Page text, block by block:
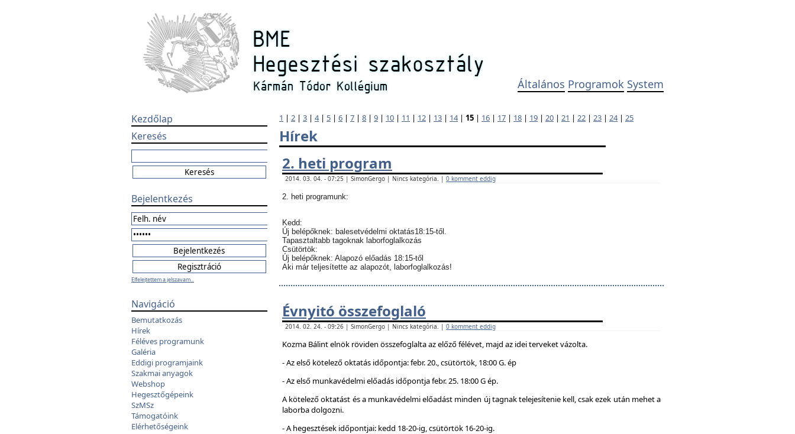
Általános Programok System
Kezdőlap
Keresés
Bejelentkezés
Elfelejtettem a jelszavam...
Navigáció
Bemutatkozás
Hírek
Féléves programunk
Galéria
Eddigi programjaink
Szakmai anyagok
Webshop
Hegesztőgépeink
SzMSz
Támogatóink
Elérhetőségeink
1 | 2 | 3 | 4| 5 | 6 | 7 | 8 | 9 | 10 | 11 | 12 | 13 | 14| 15 | 16 | 17 | 18 | 19 | 20 | 21 | 22 | 23 | 24| 25
Hírek
2. heti program
2014. 03. 04. - 07:25 | SimonGergo | Nincs kategória. | 0 komment eddig
2. heti programunk:
Kedd:
Új belépőknek: balesetvédelmi oktatás18:15-től.
Tapasztaltabb tagoknak laborfoglalkozás
Csütörtök:
Új belépőknek: Alapozó előadás 18:15-től
Aki már teljesítette az alapozót, laborfoglalkozás!
Évnyitó összefoglaló
2014. 02. 24. - 09:26 | SimonGergo | Nincs kategória. | 0 komment eddig
Kozma Bálint elnök röviden összefoglalta az előző félévet, majd az idei terveket vázolta.
- Az első kötelező oktatás időpontja: febr. 20., csütörtök, 18:00 G. ép
- Az első munkavédelmi előadás időpontja febr. 25. 18:00 G ép.
A kötelező oktatást és a munkavédelmi előadást minden új tagnak telejesítenie kell, csak ezek után mehet a
laborba dolgozni.
- A hegesztések időpontjai: kedd 18-20-ig, csütörtök 16-20-ig.